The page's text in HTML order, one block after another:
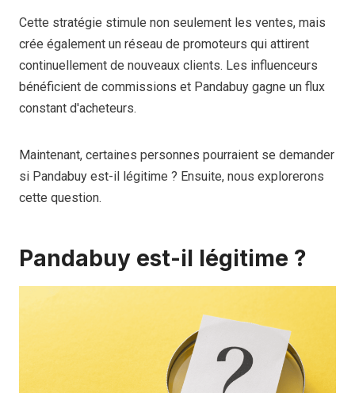
Cette stratégie stimule non seulement les ventes, mais
crée également un réseau de promoteurs qui attirent
continuellement de nouveaux clients. Les influenceurs
bénéficient de commissions et Pandabuy gagne un flux
constant d'acheteurs.
Maintenant, certaines personnes pourraient se demander
si Pandabuy est-il légitime ? Ensuite, nous explorerons
cette question.
Pandabuy est-il légitime ?